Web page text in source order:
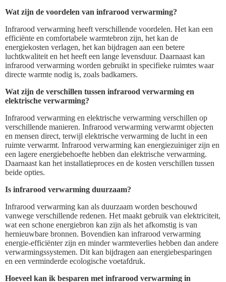
Wat zijn de voordelen van infrarood verwarming?
Infrarood verwarming heeft verschillende voordelen. Het kan een
efficiënte en comfortabele warmtebron zijn, het kan de
energiekosten verlagen, het kan bijdragen aan een betere
luchtkwaliteit en het heeft een lange levensduur. Daarnaast kan
infrarood verwarming worden gebruikt in specifieke ruimtes waar
directe warmte nodig is, zoals badkamers.
Wat zijn de verschillen tussen infrarood verwarming en
elektrische verwarming?
Infrarood verwarming en elektrische verwarming verschillen op
verschillende manieren. Infrarood verwarming verwarmt objecten
en mensen direct, terwijl elektrische verwarming de lucht in een
ruimte verwarmt. Infrarood verwarming kan energiezuiniger zijn en
een lagere energiebehoefte hebben dan elektrische verwarming.
Daarnaast kan het installatieproces en de kosten verschillen tussen
beide opties.
Is infrarood verwarming duurzaam?
Infrarood verwarming kan als duurzaam worden beschouwd
vanwege verschillende redenen. Het maakt gebruik van elektriciteit,
wat een schone energiebron kan zijn als het afkomstig is van
hernieuwbare bronnen. Bovendien kan infrarood verwarming
energie-efficiënter zijn en minder warmteverlies hebben dan andere
verwarmingssystemen. Dit kan bijdragen aan energiebesparingen
en een verminderde ecologische voetafdruk.
Hoeveel kan ik besparen met infrarood verwarming in